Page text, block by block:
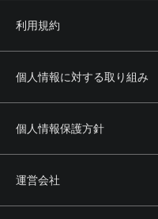
利用規約
個人情報に対する取り組み
個人情報保護方針
運営会社